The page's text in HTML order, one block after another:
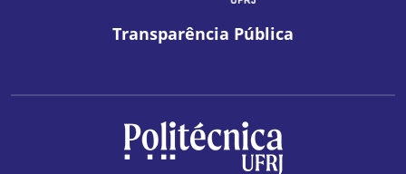
Transparência Pública